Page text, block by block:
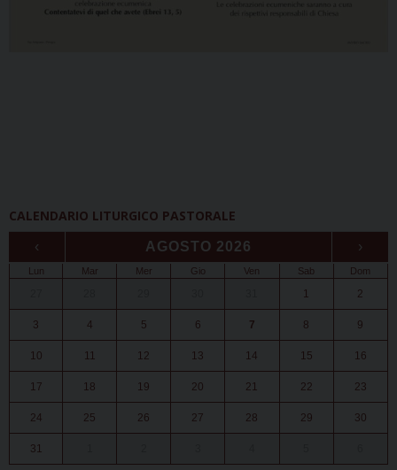
CALENDARIO LITURGICO PASTORALE
‹ AGOSTO 2026 ›
Lun Mar Mer Gio Ven Sab Dom
1 2
3 4 5 6 7 8 9
10 11 12 13 14 15 16
17 18 19 20 21 22 23
24 25 26 27 28 29 30
31